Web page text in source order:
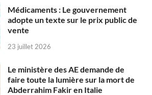
Médicaments : Le gouvernement
adopte un texte sur le prix public de
vente
23 juillet 2026
Le ministère des AE demande de
faire toute la lumière sur la mort de
Abderrahim Fakir en Italie